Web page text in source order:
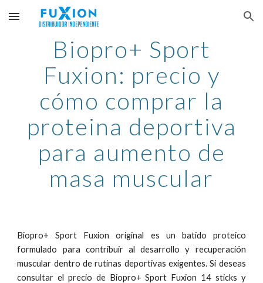
Skip to main content Skip to navigation
Biopro+ Sport
Fuxion: precio y
cómo comprar la
proteina deportiva
para aumento de
masa muscular
Biopro+ Sport Fuxion original es un batido proteico
formulado para contribuir al desarrollo y recuperación
muscular dentro de rutinas deportivas exigentes. Si deseas
consultar el precio de Biopro+ Sport Fuxion 14 sticks y